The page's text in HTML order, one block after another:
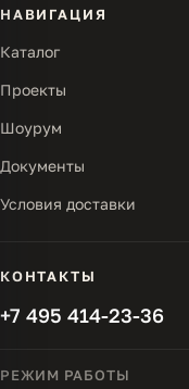
НАВИГАЦИЯ
Каталог
Проекты
Шоурум
Документы
Условия доставки
КОНТАКТЫ
+7 495 414-23-36
РЕЖИМ РАБОТЫ